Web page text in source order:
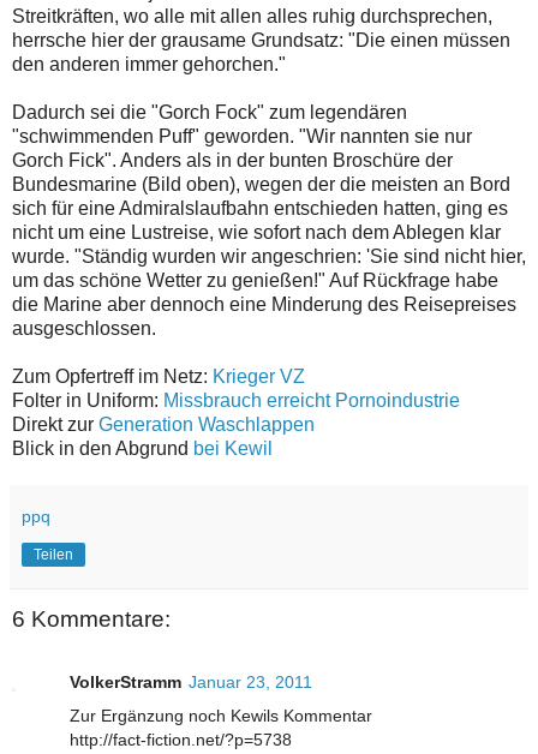
Streitkräften, wo alle mit allen alles ruhig durchsprechen,
herrsche hier der grausame Grundsatz: "Die einen müssen
den anderen immer gehorchen."
Dadurch sei die "Gorch Fock" zum legendären
"schwimmenden Puff" geworden. "Wir nannten sie nur
Gorch Fick". Anders als in der bunten Broschüre der
Bundesmarine (Bild oben), wegen der die meisten an Bord
sich für eine Admiralslaufbahn entschieden hatten, ging es
nicht um eine Lustreise, wie sofort nach dem Ablegen klar
wurde. "Ständig wurden wir angeschrien: 'Sie sind nicht hier,
um das schöne Wetter zu genießen!" Auf Rückfrage habe
die Marine aber dennoch eine Minderung des Reisepreises
ausgeschlossen.
Zum Opfertreff im Netz: Krieger VZ
Folter in Uniform: Missbrauch erreicht Pornoindustrie
Direkt zur Generation Waschlappen
Blick in den Abgrund bei Kewil
ppq
Teilen
6 Kommentare:
VolkerStramm Januar 23, 2011
Zur Ergänzung noch Kewils Kommentar
http://fact-fiction.net/?p=5738